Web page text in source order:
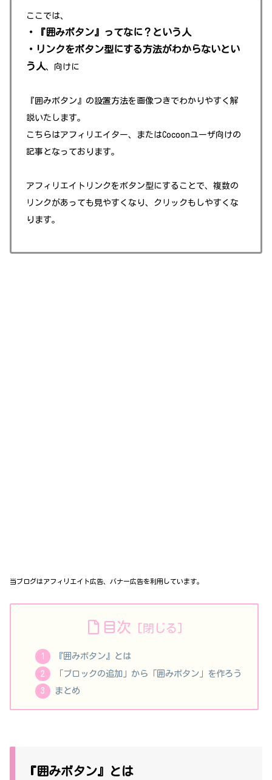
ここでは、
・『囲みボタン』ってなに？という人
・リンクをボタン型にする方法がわからないとい
う人、向けに
『囲みボタン』の設置方法を画像つ きでわかりやすく解
説いたします。
こちらはアフィリエイター、またはCocoonユーザ向けの
記事となっております。
アフィリエイトリンクをボタン型にすることで、複数の
リンクがあっても見やすくなり、クリックもしやすくな
ります。
当ブログはアフィリエイト広告、バナー広告を利用しています。
目次
『囲みボタン』とは
「ブロックの追加」から「囲みボタン」を作ろう
まとめ
『囲みボタン』とは